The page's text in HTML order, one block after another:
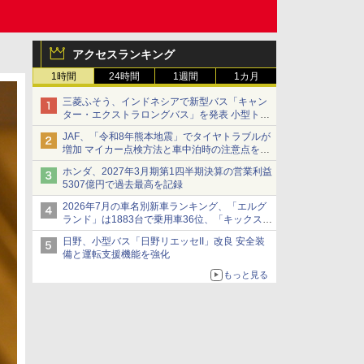
アクセスランキング
1時間 24時間 1週間 1カ月
三菱ふそう、インドネシアで新型バス「キャン
ター・エクストラロングバス」を発表 小型トラ
ックベースの観光・旅客輸送向けバス
JAF、「令和8年熊本地震」でタイヤトラブルが
増加 マイカー点検方法と車中泊時の注意点を呼
びかけ
ホンダ、2027年3月期第1四半期決算の営業利益
5307億円で過去最高を記録
2026年7月の車名別新車ランキング、「エルグ
ランド」は1883台で乗用車36位、「キックス」
は2591台で27位に
日野、小型バス「日野リエッセII」改良 安全装
備と運転支援機能を強化
もっと見る